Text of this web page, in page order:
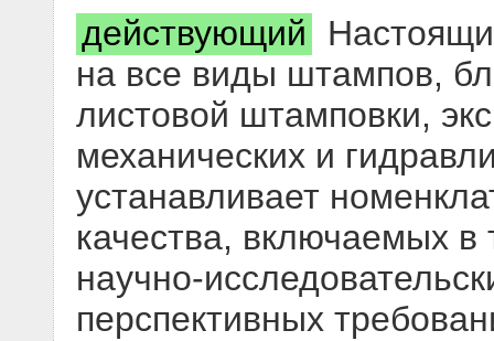
действующий
на все виды штампов,
листовой штамповки,
механических и
устанавливает
качества, включаемых в
научно-
перспективных